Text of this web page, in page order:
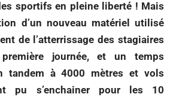
sportifs en pleine liberté ! Mais
d’un nouveau matériel utilisé
de l’atterrissage des stagiaires
journée, et un temps
tandem à 4000 mètres et vols
pu s’enchainer pour les 10